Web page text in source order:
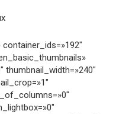
thumbnail_width=»240″